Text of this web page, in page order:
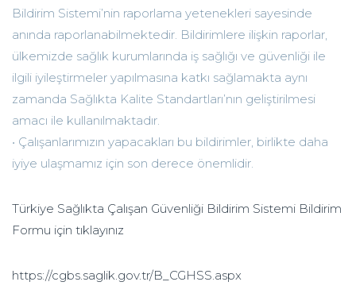
Bildirim Sistemi’nin raporlama yetenekleri sayesinde
anında raporlanabilmektedir. Bildirimlere ilişkin raporlar,
ülkemizde sağlık kurumlarında iş sağlığı ve güvenliği ile
ilgili iyileştirmeler yapılmasına katkı sağlamakta aynı
zamanda Sağlıkta Kalite Standartları’nın geliştirilmesi
amacı ile kullanılmaktadır.
• Çalışanlarımızın yapacakları bu bildirimler, birlikte daha
iyiye ulaşmamız için son derece önemlidir.
Türkiye Sağlıkta Çalışan Güvenliği Bildirim Sistemi Bildirim
Formu için tıklayınız
https://cgbs.saglik.gov.tr/B_CGHSS.aspx